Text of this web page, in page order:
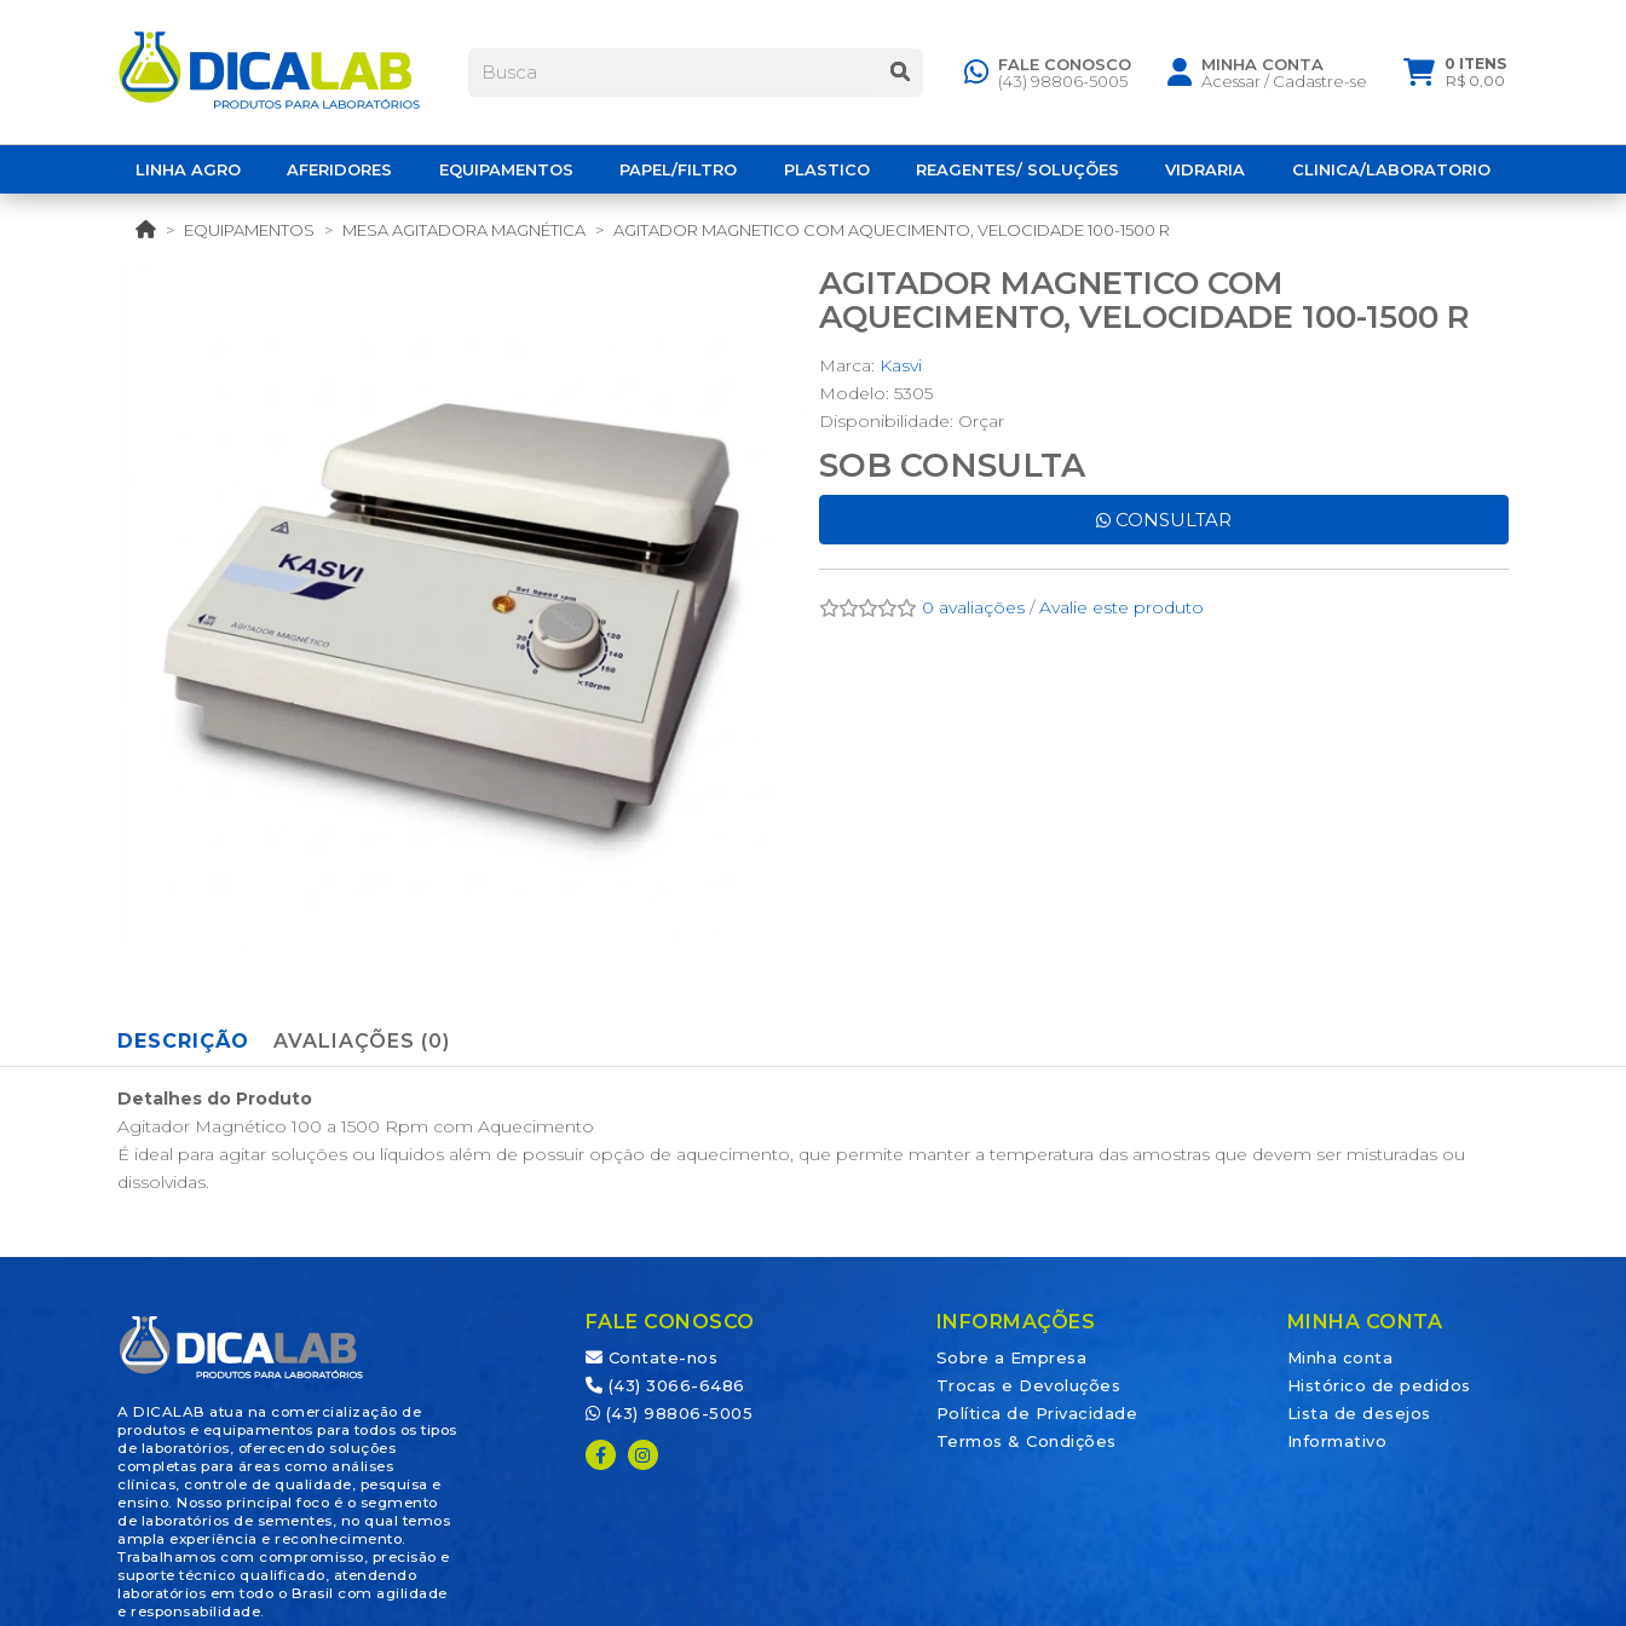
FALE CONOSCO
(43) 98806-5005
MINHA CONTA
Acessar/Cadastre-se
0 ITENS
R$ 0,00
LINHA AGRO AFERIDORES EQUIPAMENTOS PAPEL/FILTRO PLASTICO REAGENTES/ SOLUÇÕES VIDRARIA CLINICA/LABORATORIO
EQUIPAMENTOS MESA AGITADORA MAGNÉTICA AGITADOR MAGNETICO COM AQUECIMENTO, VELOCIDADE 100-1500 R
AGITADOR MAGNETICO COM
AQUECIMENTO, VELOCIDADE 100-1500 R
Marca: Kasvi
Modelo: 5305
Disponibilidade: Orçar
SOB CONSULTA
CONSULTAR
0 avaliações /Avalie este produto
DESCRIÇÃO AVALIAÇÕES (0)
Detalhes do Produto
Agitador Magnético 100 a 1500 Rpm com Aquecimento
É ideal para agitar soluções ou líquidos além de possuir opção de aquecimento, que permite manter a temperatura das amostras que devem ser misturadas ou
dissolvidas.
A DICALAB atua na comercialização de
produtos e equipamentos para todos os tipos
de laboratórios, oferecendo soluções
completas para áreas como análises
clínicas, controle de qualidade, pesquisa e
ensino. Nosso principal foco é o segmento
de laboratórios de sementes, no qual temos
ampla experiência e reconhecimento.
Trabalhamos com compromisso, precisão e
suporte técnico qualificado, atendendo
laboratórios em todo o Brasil com agilidade
e responsabilidade.
FALE CONOSCO
Contate-nos
(43) 3066-6486
(43) 98806-5005
INFORMAÇÕES
Sobre a Empresa
Trocas e Devoluções
Política de Privacidade
Termos & Condições
MINHA CONTA
Minha conta
Histórico de pedidos
Lista de desejos
Informativo